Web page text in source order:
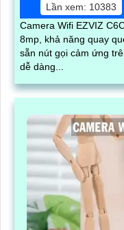
Lần xem: 10383
Camera Wifi EZVIZ
8mp, khả năng quay
sẵn nút gọi cảm ứng
dễ dàng...